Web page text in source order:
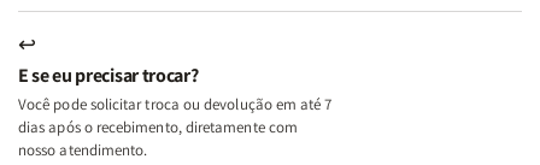
↩
E se eu precisar trocar?
Você pode solicitar troca ou devolução em até 7
dias após o recebimento, diretamente com
nosso atendimento.